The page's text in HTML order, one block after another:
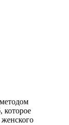
которое
женского